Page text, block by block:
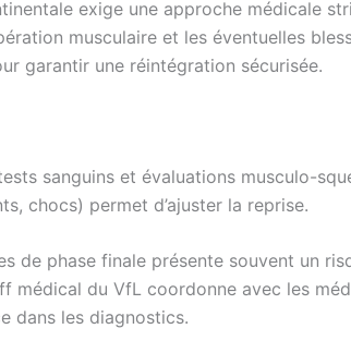
exige une approche médicale
musculaire et les éventuelles
garantir une réintégration sécurisée.
sanguins et évaluations musculo-
chocs) permet d’ajuster la reprise.
de phase finale présente souvent un
médical du VfL coordonne avec les
dans les diagnostics.